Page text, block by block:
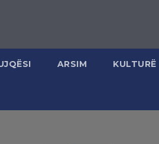
ARSIM KULTURË